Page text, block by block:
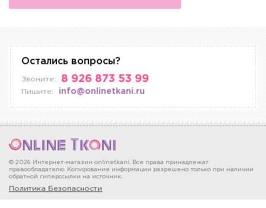
Остались вопросы?
Звоните: 8 926 873 53 99
Пишите: info@onlinetkani.ru
© 2026 Интернет-магазин onlinetkani. Все права принадлежат
правообладателю. Копирование информации разрешено только при наличии
обратной гиперссылки на источник.
Политика Безопасности